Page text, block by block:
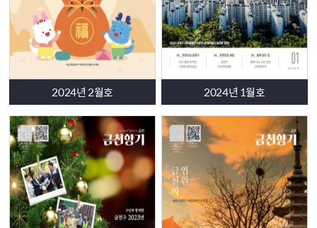
어라
금천생중계
○구정소식
-제4회<찰칵,렌즈로 만나는 금천>사진공모전
- <시와 그림으로 만나는 금천의 평화>공모전
- 8 월 주민세 개인분)납부의 달
- 8월 주민세(사업소분 신고·납부
-금천 순이의 집<레트로 순이
>
- 2026년 서울시 외 타 시·도 신입생 입학준비금 지원
-청년 주거환경 개선사업SOS ‘ 에어컨 클린서비스’
- 2026문화누리카드 사용 안내
2024년 2월호 2024년 1월호